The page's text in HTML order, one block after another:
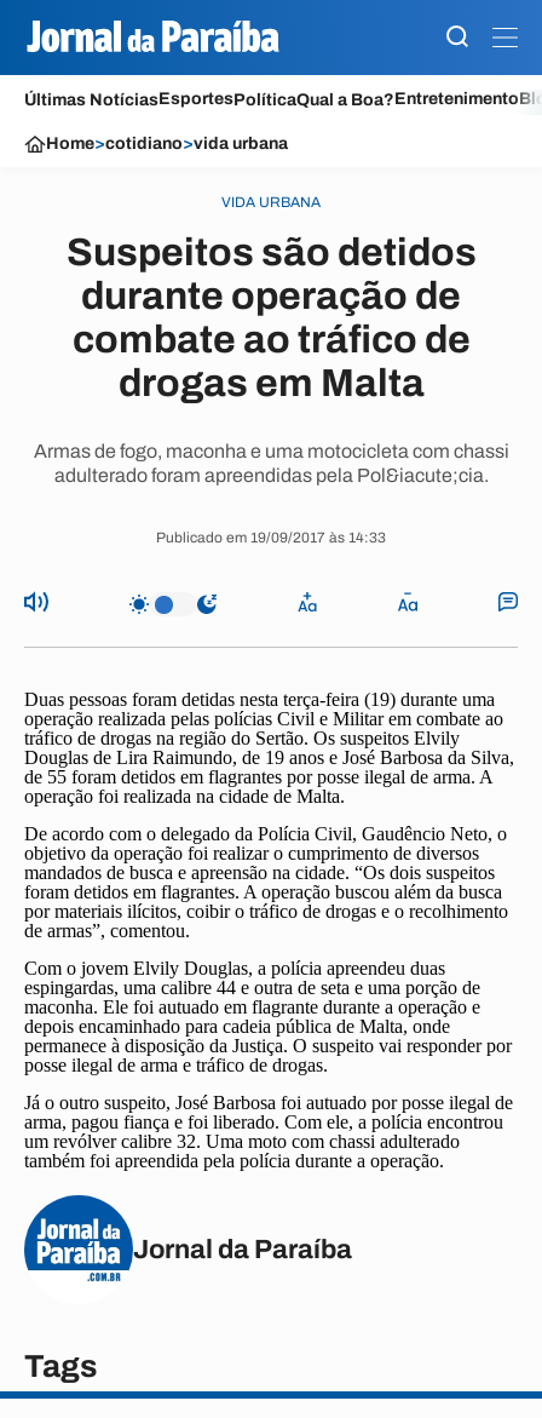
Últimas NotíciasEsportesPolíticaQual a Boa?Entretenimento
Home>cotidiano>vida urbana
VIDA URBANA
Suspeitos são detidos
durante operação de
combate ao tráfico de
drogas em Malta
Armas de fogo, maconha e uma motocicleta com chassi
adulterado foram apreendidas pela Pol&iacute;cia.
Publicado em 19/09/2017 às 14:33
Duas pessoas foram detidas nesta terça-feira (19) durante uma
operação realizada pelas polícias Civil e Militar em combate ao
tráfico de drogas na região do Sertão. Os suspeitos Elvily
Douglas de Lira Raimundo, de 19 anos e José Barbosa da Silva,
de 55 foram detidos em flagrantes por posse ilegal de arma. A
operação foi realizada na cidade de Malta.
De acordo com o delegado da Polícia Civil, Gaudêncio Neto, o
objetivo da operação foi realizar o cumprimento de diversos
mandados de busca e apreensão na cidade. “Os dois suspeitos
foram detidos em flagrantes. A operação buscou além da busca
por materiais ilícitos, coibir o tráfico de drogas e o recolhimento
de armas”, comentou.
Com o jovem Elvily Douglas, a polícia apreendeu duas
espingardas, uma calibre 44 e outra de seta e uma porção de
maconha. Ele foi autuado em flagrante durante a operação e
depois encaminhado para cadeia pública de Malta, onde
permanece à disposição da Justiça. O suspeito vai responder por
posse ilegal de arma e tráfico de drogas.
Já o outro suspeito, José Barbosa foi autuado por posse ilegal de
arma, pagou fiança e foi liberado. Com ele, a polícia encontrou
um revólver calibre 32. Uma moto com chassi adulterado
também foi apreendida pela polícia durante a operação.
Jornal da Paraíba
Tags